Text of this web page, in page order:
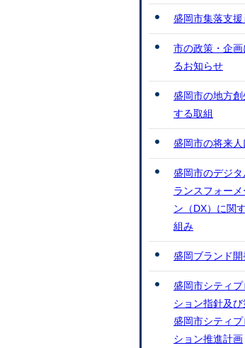
盛岡市集落支援
市の政策・企画
るお知らせ
盛岡市の地方創
する取組
盛岡市の将来
盛岡市のデジタ
ランスフォーメ
ン（DX）に関
組み
盛岡ブランド開
盛岡市シティプ
ション指針及び
盛岡市シティプ
ション推進計画